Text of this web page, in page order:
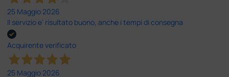
25 Maggio 2026
Il servizio e’ risultato buono, anche i tempi di consegna
Acquirente verificato
25 Maggio 2026